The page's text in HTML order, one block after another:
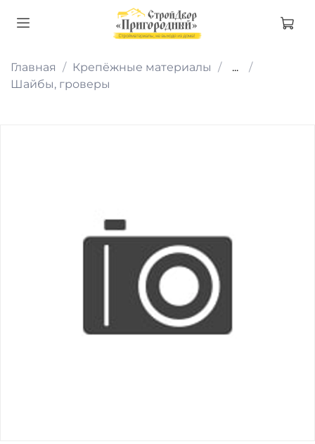
Главная Крепёжные материалы
...
Шайбы, гроверы